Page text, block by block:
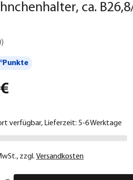
ca.
)
verfügbar, Lieferzeit: 5-6 Werktage
, zzgl. Versandkosten